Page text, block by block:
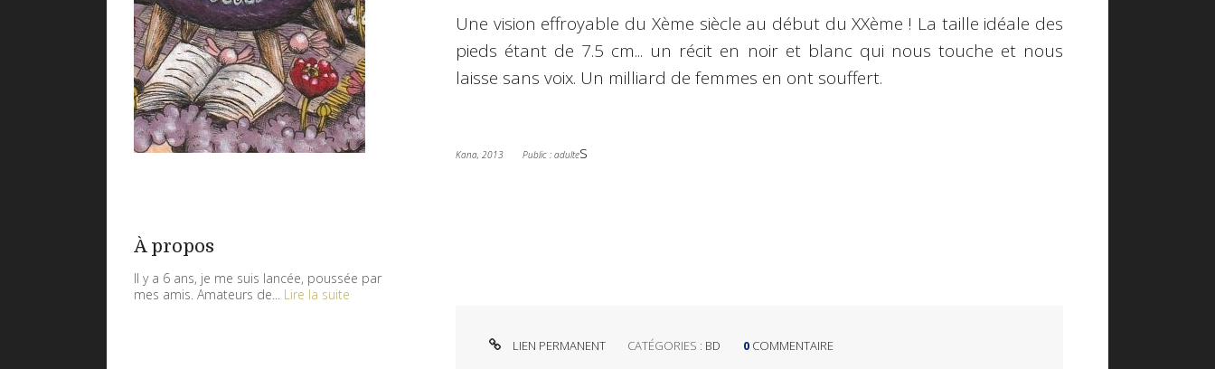
À propos
Il y a 6 ans, je me suis lancée, poussée par
mes amis. Amateurs de...
Lire la suite
Une vision effroyable du Xème siècle au début du XXème ! La taille idéale des
pieds étant de 7.5 cm... un récit en noir et blanc qui nous touche et nous
laisse sans voix. Un milliard de femmes en ont souffert.
Kana, 2013 Public : adultes
LIEN PERMANENT CATÉGORIES : BD 0 COMMENTAIRE